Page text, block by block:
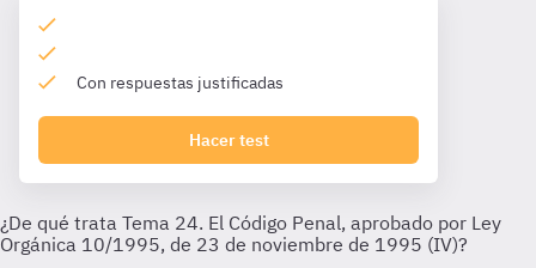
Con respuestas justificadas
Hacer test